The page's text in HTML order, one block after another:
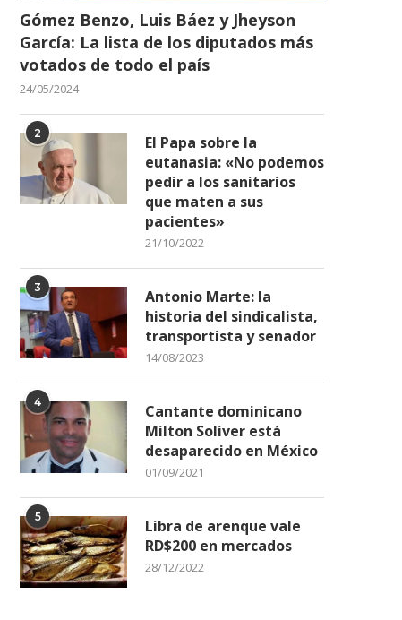
Gómez Benzo, Luis Báez y Jheyson
García: La lista de los diputados más
votados de todo el país
24/05/2024
2
El Papa sobre la
eutanasia: «No podemos
pedir a los sanitarios
que maten a sus
pacientes»
21/10/2022
3
Antonio Marte: la
historia del sindicalista,
transportista y senador
14/08/2023
4
Cantante dominicano
Milton Soliver está
desaparecido en México
01/09/2021
5
Libra de arenque vale
RD$200 en mercados
28/12/2022